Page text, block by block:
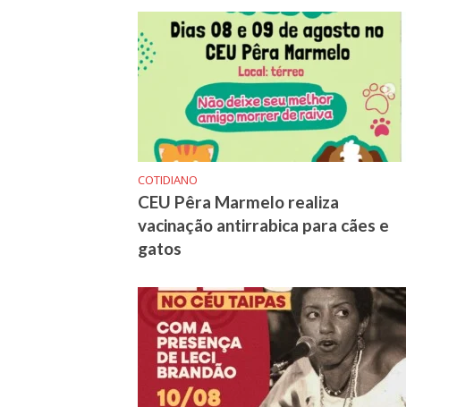
COTIDIANO
CEU Pêra Marmelo realiza
vacinação antirrabica para cães e
gatos